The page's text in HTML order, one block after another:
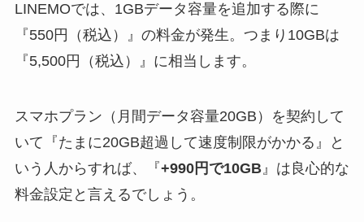
LINEMOでは、1GBデータ容量を追加する際に
『550円（税込）』の料金が発生。つまり10GBは
『5,500円（税込）』に相当します。
スマホプラン（月間データ容量20GB）を契約して
いて『たまに20GB超過して速度制限がかかる』と
いう人からすれば、『+990円で10GB』は良心的な
料金設定と言えるでしょう。